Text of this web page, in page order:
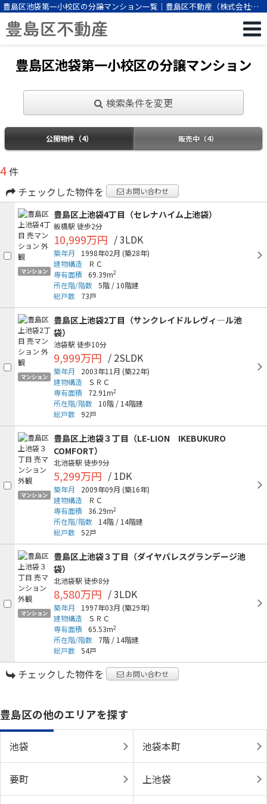
豊島区池袋第一小校区の分譲マンション一覧｜豊島区不動産（株式会社ビ
ーエスパートナー）
豊島区池袋第一小校区の分譲マンション
検索条件を変更
公開物件（4） 販売中（4）
4件
チェックした物件を
お問い合わせ
マンション
豊島区上池袋4丁目（セレナハイム上池袋）
板橋駅 徒歩2分
10,999万円 / 3LDK
築年月 1998年02月 (築28年)
建物構造
ＲＣ
専有面積
69.39m2
所在階/階数 5階 / 10階建
総戸数
73戸
マンション
豊島区上池袋2丁目（サンクレイドルレヴィ―ル池
袋）
池袋駅 徒歩10分
9,999万円 / 2SLDK
築年月 2003年11月 (築22年)
建物構造
ＳＲＣ
専有面積
72.91m2
所在階/階数 10階 / 14階建
総戸数 92戸
マンション
豊島区上池袋３丁目（LE-LION IKEBUKURO
COMFORT）
北池袋駅 徒歩9分
5,299万円 / 1DK
築年月 2009年09月 (築16年)
建物構造
ＲＣ
専有面積
36.29m2
所在階/階数 14階 / 14階建
総戸数 52戸
マンション
豊島区上池袋３丁目（ダイヤパレスグランデージ池
袋）
北池袋駅 徒歩8分
8,580万円 / 3LDK
築年月 1997年03月 (築29年)
建物構造
ＳＲＣ
専有面積
65.53m2
所在階/階数 7階 / 14階建
総戸数 54戸
チェックした物件を お問い合わせ
豊島区の他のエリアを探す
池袋 池袋本町
要町 上池袋